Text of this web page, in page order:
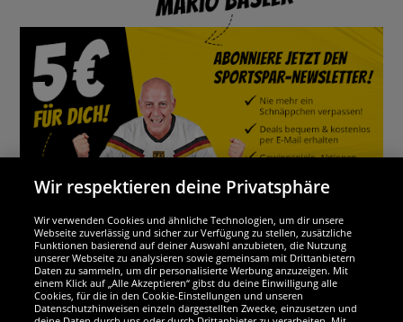
Wir sind ausgezeichnet
Wir respektieren deine Privatsphäre
Wir verwenden Cookies und ähnliche Technologien, um dir unsere
Webseite zuverlässig und sicher zur Verfügung zu stellen, zusätzliche
Funktionen basierend auf deiner Auswahl anzubieten, die Nutzung
unserer Webseite zu analysieren sowie gemeinsam mit Drittanbietern
Daten zu sammeln, um dir personalisierte Werbung anzuzeigen. Mit
einem Klick auf „Alle Akzeptieren“ gibst du deine Einwilligung alle
Cookies, für die in den Cookie-Einstellungen und unseren
Datenschutzhinweisen einzeln dargestellten Zwecke, einzusetzen und